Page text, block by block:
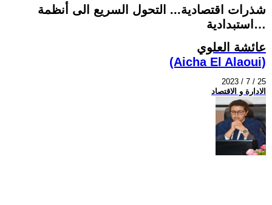
شذرات اقتصادية... التحول السريع الى أنظمة
استبدادية…
عائشة العلوي
(Aicha El Alaoui)
2023 / 7 / 25
الادارة و الاقتصاد